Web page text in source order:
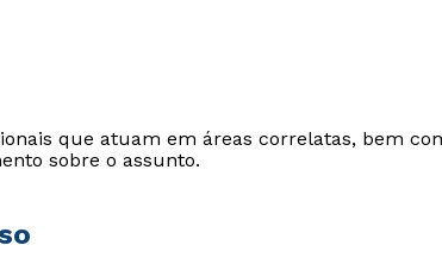
que atuam em áreas correlatas, bem
sobre o assunto.